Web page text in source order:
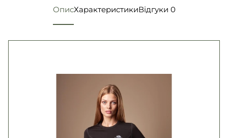
Порівняння0
Обране0
Ліхтарі , біноклі та елементи живлення
Ножі та мультитули
Шеврони, патчі та нашивки
ОписХарактеристикиВідгуки 0